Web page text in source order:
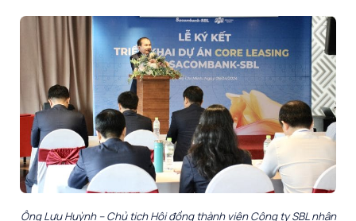
Ông Lưu Huỳnh – Chủ tịch Hội đồng thành viên Công ty SBL nhận